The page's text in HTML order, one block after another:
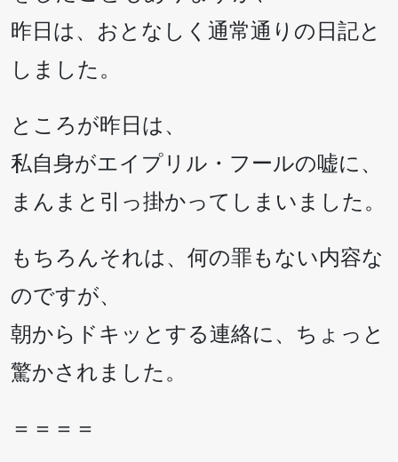
昨日は、おとなしく通常通りの日記と
しました。
ところが昨日は、
私自身がエイプリル・フールの嘘に、
まんまと引っ掛かってしまいました。
もちろんそれは、何の罪もない内容な
のですが、
朝からドキッとする連絡に、ちょっと
驚かされました。
＝＝＝＝